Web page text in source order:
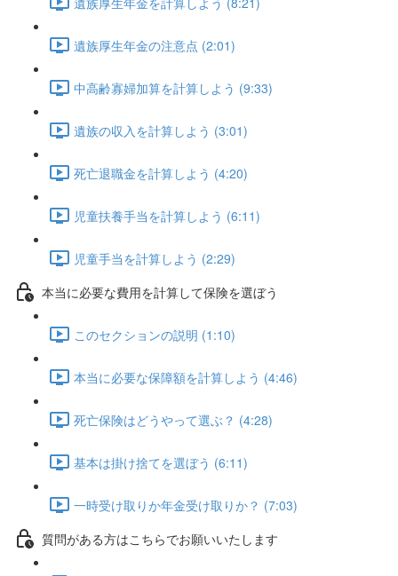
遺族厚生年金の注意点 (2:01)
中高齢寡婦加算を計算しよう (9:33)
遺族の収入を計算しよう (3:01)
死亡退職金を計算しよう (4:20)
児童扶養手当を計算しよう (6:11)
児童手当を計算しよう (2:29)
本当に必要な費用を計算して保険を選ぼう
このセクションの説明 (1:10)
本当に必要な保障額を計算しよう (4:46)
死亡保険はどうやって選ぶ？ (4:28)
基本は掛け捨てを選ぼう (6:11)
一時受け取りか年金受け取りか？ (7:03)
質問がある方はこちらでお願いいたします